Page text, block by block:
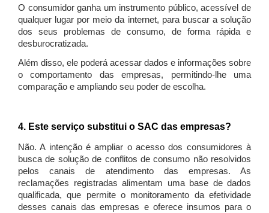
O consumidor ganha um instrumento público, acessível de
qualquer lugar por meio da internet, para buscar a solução
dos seus problemas de consumo, de forma rápida e
desburocratizada.
Além disso, ele poderá acessar dados e informações sobre
o comportamento das empresas, permitindo-lhe uma
comparação e ampliando seu poder de escolha.
4. Este serviço substitui o SAC das empresas?
Não. A intenção é ampliar o acesso dos consumidores à
busca de solução de conflitos de consumo não resolvidos
pelos canais de atendimento das empresas. As
reclamações registradas alimentam uma base de dados
qualificada, que permite o monitoramento da efetividade
desses canais das empresas e oferece insumos para o